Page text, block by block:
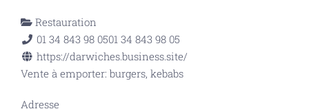
Restauration
01 34 843 98 0501 34 843 98 05
https://darwiches.business.site/
Vente à emporter: burgers, kebabs
Adresse